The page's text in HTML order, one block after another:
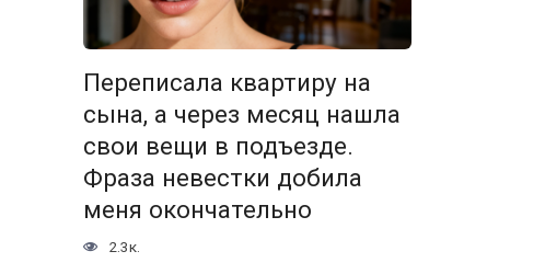
Переписала квартиру на
сына, а через месяц нашла
свои вещи в подъезде.
Фраза невестки добила
меня окончательно
2.3к.